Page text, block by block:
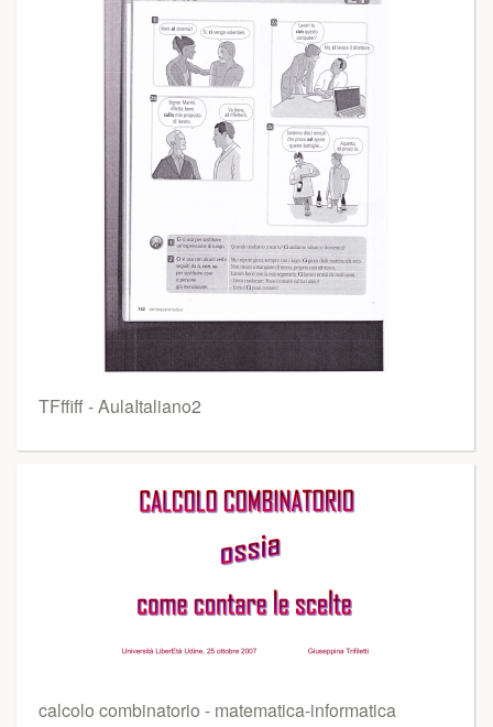
TFffiff - AulaItaliano2
calcolo combinatorio - matematica-informatica